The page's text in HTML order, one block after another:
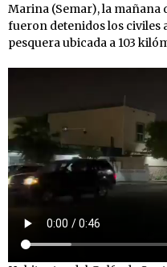
Marina (Semar), la mañana
fueron detenidos los civiles
pesquera ubicada a 103